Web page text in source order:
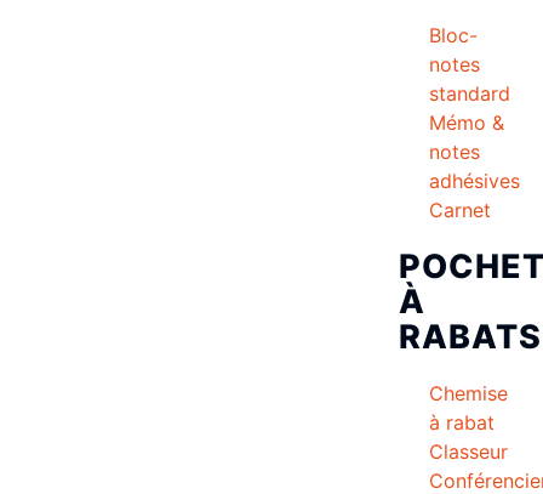
Bloc-
notes
standard
Mémo &
notes
adhésives
Carnet
À
RABATS
Chemise
à rabat
Classeur